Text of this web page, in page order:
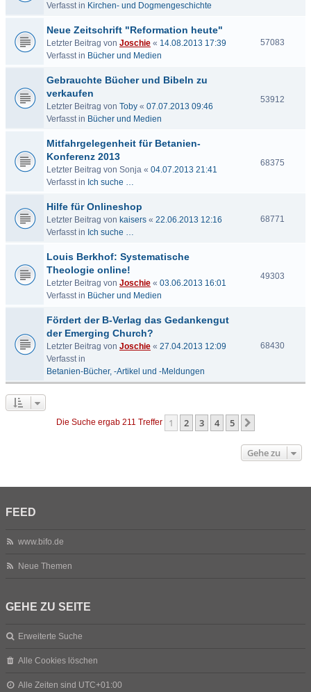
Verfasst in Kirchen- und Dogmengeschichte
Neue Zeitschrift "Reformation heute"
Letzter Beitrag von Joschie « 14.08.2013 17:39
Verfasst in Bücher und Medien
57083
Gebrauchte Bücher und Bibeln zu
verkaufen
Letzter Beitrag von Toby « 07.07.2013 09:46
Verfasst in Bücher und Medien
53912
Mitfahrgelegenheit für Betanien-
Konferenz 2013
Letzter Beitrag von Sonja « 04.07.2013 21:41
Verfasst in Ich suche …
68375
Hilfe für Onlineshop
Letzter Beitrag von kaisers « 22.06.2013 12:16
Verfasst in Ich suche …
68771
Louis Berkhof: Systematische
Theologie online!
Letzter Beitrag von Joschie « 03.06.2013 16:01
Verfasst in Bücher und Medien
49303
Fördert der B-Verlag das Gedankengut
der Emerging Church?
Letzter Beitrag von Joschie « 27.04.2013 12:09
Verfasst in
Betanien-Bücher, -Artikel und -Meldungen
68430
Die Suche ergab 211 Treffer 1 2 3 4 5
Gehe zu
FEED
www.bifo.de
Neue Themen
GEHE ZU SEITE
Erweiterte Suche
Alle Cookies löschen
Alle Zeiten sind UTC+01:00